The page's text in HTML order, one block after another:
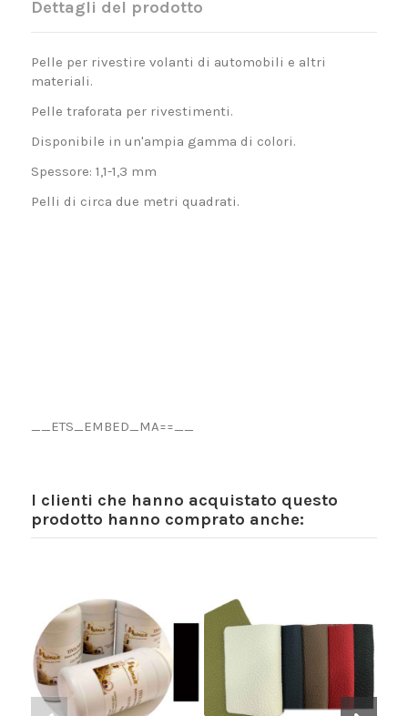
Dettagli del prodotto
Pelle per rivestire volanti di automobili e altri
materiali.
Pelle traforata per rivestimenti.
Disponibile in un'ampia gamma di colori.
Spessore: 1,1-1,3 mm
Pelli di circa due metri quadrati.
__ETS_EMBED_MA==__
I clienti che hanno acquistato questo
prodotto hanno comprato anche: